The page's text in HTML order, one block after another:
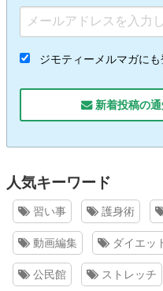
ジモティーメルマガに
新着投稿の通
人気キーワード
習い事 護身術
動画編集 ダイエッ
公民館 ストレッチ